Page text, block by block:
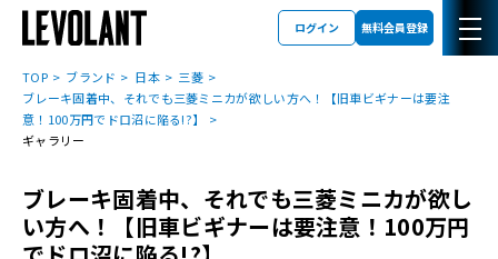
ログイン 無料会員登録
TOP ブランド 日本
三菱
ブレーキ固着中、それでも三菱ミニカが欲しい方へ！【旧車ビギナーは要注
意！100万円でドロ沼に陥る!?】
ギャラリー
ブレーキ固着中、それでも三菱ミニカが欲し
い方へ！【旧車ビギナーは要注意！100万円